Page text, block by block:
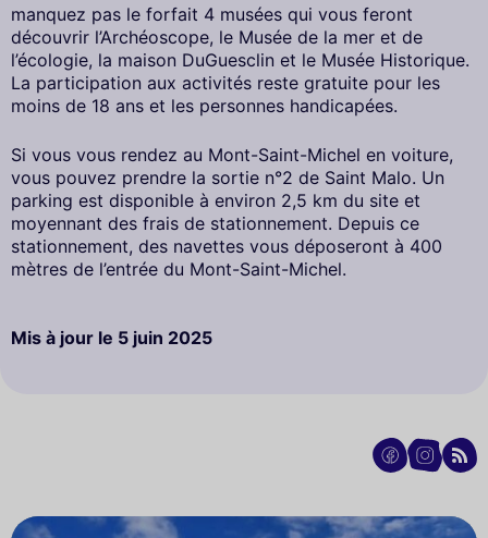
manquez pas le forfait 4 musées qui vous feront
découvrir l’Archéoscope, le Musée de la mer et de
l’écologie, la maison DuGuesclin et le Musée Historique.
La participation aux activités reste gratuite pour les
moins de 18 ans et les personnes handicapées.
Si vous vous rendez au Mont-Saint-Michel en voiture,
vous pouvez prendre la sortie n°2 de Saint Malo. Un
parking est disponible à environ 2,5 km du site et
moyennant des frais de stationnement. Depuis ce
stationnement, des navettes vous déposeront à 400
mètres de l’entrée du Mont-Saint-Michel.
Mis à jour le 5 juin 2025